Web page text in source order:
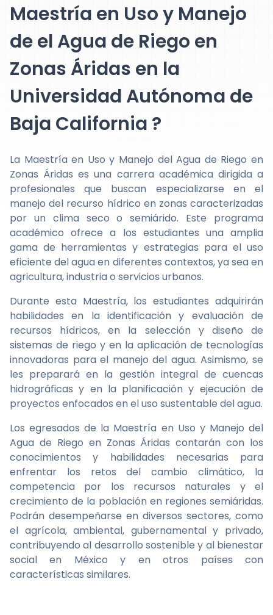
Maestría en Uso y Manejo
de el Agua de Riego en
Zonas Áridas en la
Universidad Autónoma de
Baja California ?
La Maestría en Uso y Manejo del Agua de Riego en
Zonas Áridas es una carrera académica dirigida a
profesionales que buscan especializarse en el
manejo del recurso hídrico en zonas caracterizadas
por un clima seco o semiárido. Este programa
académico ofrece a los estudiantes una amplia
gama de herramientas y estrategias para el uso
eficiente del agua en diferentes contextos, ya sea en
agricultura, industria o servicios urbanos.
Durante esta Maestría, los estudiantes adquirirán
habilidades en la identificación y evaluación de
recursos hídricos, en la selección y diseño de
sistemas de riego y en la aplicación de tecnologías
innovadoras para el manejo del agua. Asimismo, se
les preparará en la gestión integral de cuencas
hidrográficas y en la planificación y ejecución de
proyectos enfocados en el uso sustentable del agua.
Los egresados de la Maestría en Uso y Manejo del
Agua de Riego en Zonas Áridas contarán con los
conocimientos y habilidades necesarias para
enfrentar los retos del cambio climático, la
competencia por los recursos naturales y el
crecimiento de la población en regiones semiáridas.
Podrán desempeñarse en diversos sectores, como
el agrícola, ambiental, gubernamental y privado,
contribuyendo al desarrollo sostenible y al bienestar
social en México y en otros países con
características similares.